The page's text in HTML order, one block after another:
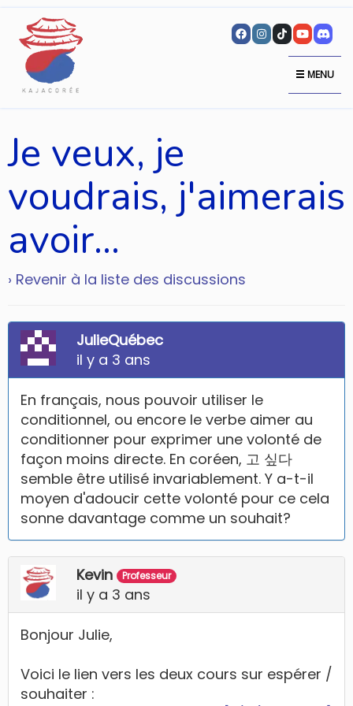
MENU
Je veux, je
voudrais, j'aimerais
avoir...
› Revenir à la liste des discussions
JulieQuébec
il y a 3 ans
En français, nous pouvoir utiliser le
conditionnel, ou encore le verbe aimer au
conditionner pour exprimer une volonté de
façon moins directe. En coréen, 고 싶다
semble être utilisé invariablement. Y a-t-il
moyen d'adoucir cette volonté pour ce cela
sonne davantage comme un souhait?
Kevin Professeur
il y a 3 ans
Bonjour Julie,
Voici le lien vers les deux cours sur espérer /
souhaiter :